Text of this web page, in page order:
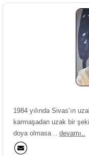
1984 yılında Sivas’ın
karmaşadan uzak bir
doya olmasa .. devamı..